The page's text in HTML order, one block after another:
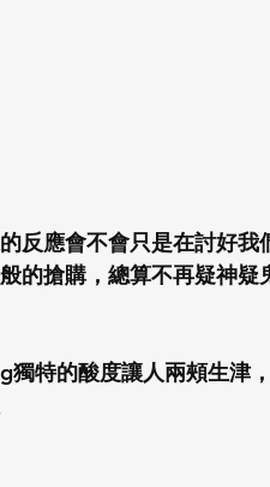
反應會不會只是在討好
的搶購，總算不再疑神疑
獨特的酸度讓人兩頰生津